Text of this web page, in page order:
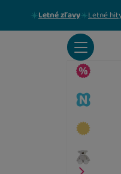
Letné zľavy Letné